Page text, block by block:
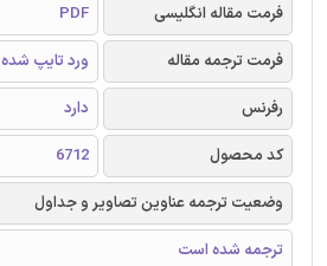
فرمت مقاله انگلیسی
PDF
فرمت ترجمه مقاله
ورد تایپ شده
رفرنس
دارد
کد محصول
6712
وضعیت ترجمه عناوین تصاویر و جداول
ترجمه شده است